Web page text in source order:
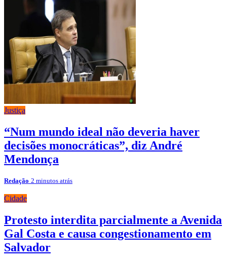
Justiça
“Num mundo ideal não deveria haver
decisões monocráticas”, diz André
Mendonça
Redação 2 minutos atrás
Cidade
Protesto interdita parcialmente a Avenida
Gal Costa e causa congestionamento em
Salvador